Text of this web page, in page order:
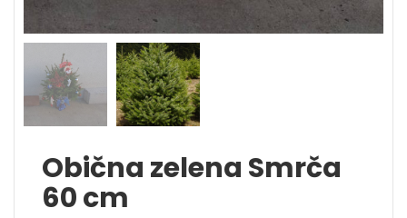
Obična zelena Smrča
60 cm